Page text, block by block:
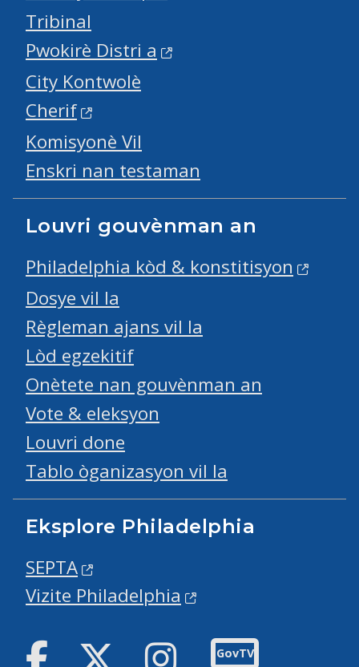
Tribinal
Pwokirè Distri a
City Kontwolè
Cherif
Komisyonè Vil
Enskri nan testaman
Louvri gouvènman an
Philadelphia kòd & konstitisyon
Dosye vil la
Règleman ajans vil la
Lòd egzekitif
Onètete nan gouvènman an
Vote & eleksyon
Louvri done
Tablo òganizasyon vil la
Eksplore Philadelphia
SEPTA
Vizite Philadelphia
Facebook Twitter Instagram
GovTV